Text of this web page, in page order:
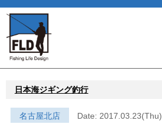
日本海ジギング釣行
名古屋北店 Date: 2017.03.23(Thu)